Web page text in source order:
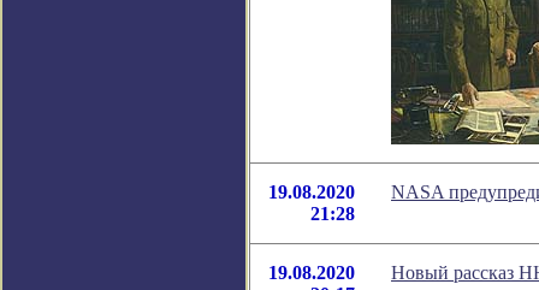
19.08.2020
21:28
NASA
19.08.2020
Новый рассказ